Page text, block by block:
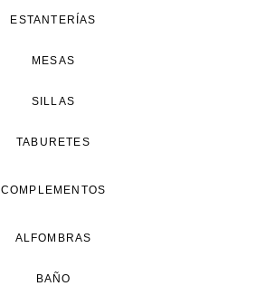
ESTANTERÍAS
MESAS
SILLAS
TABURETES
COMPLEMENTOS
ALFOMBRAS
BAÑO